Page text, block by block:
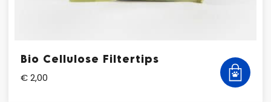
Bio Cellulose Filtertips
€ 2,00